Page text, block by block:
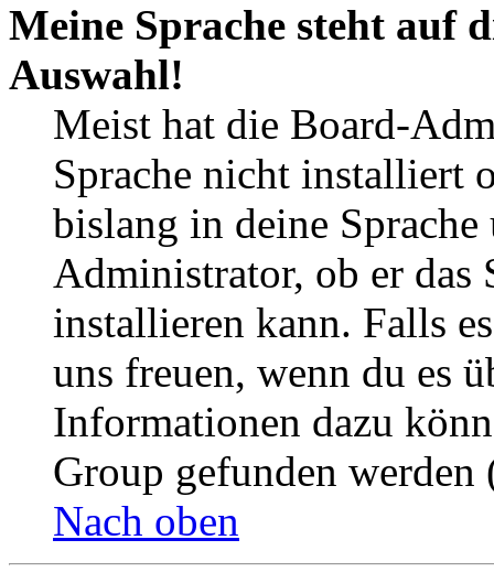
Meine Sprache steht auf
Auswahl!
Meist hat die Board-
Sprache nicht installiert
bislang in deine
Administrator, ob er das
installieren kann. Falls
uns freuen, wenn du es
Informationen dazu
Group gefunden
Nach oben